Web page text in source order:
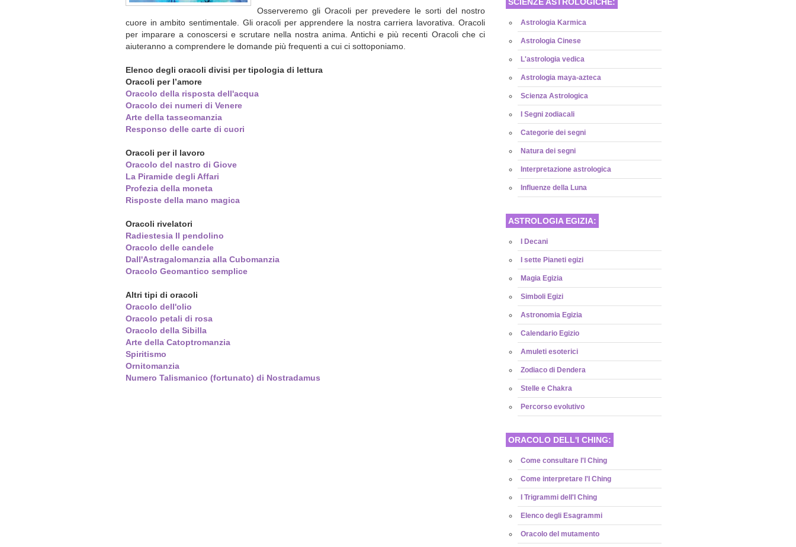
Osserveremo gli Oracoli per prevedere le sorti del nostro
cuore in ambito sentimentale. Gli oracoli per apprendere la nostra carriera lavorativa. Oracoli
per imparare a conoscersi e scrutare nella nostra anima. Antichi e più recenti Oracoli che ci
aiuteranno a comprendere le domande più frequenti a cui ci sottoponiamo.
Elenco degli oracoli divisi per tipologia di lettura
Oracoli per l’amore
Oracolo della risposta dell'acqua
Oracolo dei numeri di Venere
Arte della tasseomanzia
Responso delle carte di cuori
Oracoli per il lavoro
Oracolo del nastro di Giove
La Piramide degli Affari
Profezia della moneta
Risposte della mano magica
Oracoli rivelatori
Radiestesia Il pendolino
Oracolo delle candele
Dall'Astragalomanzia alla Cubomanzia
Oracolo Geomantico semplice
Altri tipi di oracoli
Oracolo dell'olio
Oracolo petali di rosa
Oracolo della Sibilla
Arte della Catoptromanzia
Spiritismo
Ornitomanzia
Numero Talismanico (fortunato) di Nostradamus
Astrologia Karmica
Astrologia Cinese
L'astrologia vedica
Astrologia maya-azteca
Scienza Astrologica
I Segni zodiacali
Categorie dei segni
Natura dei segni
Interpretazione astrologica
Influenze della Luna
ASTROLOGIA EGIZIA:
I Decani
I sette Pianeti egizi
Magia Egizia
Simboli Egizi
Astronomia Egizia
Calendario Egizio
Amuleti esoterici
Zodiaco di Dendera
Stelle e Chakra
Percorso evolutivo
ORACOLO DELL'I CHING:
Come consultare l'I Ching
Come interpretare l'I Ching
I Trigrammi dell'I Ching
Elenco degli Esagrammi
Oracolo del mutamento